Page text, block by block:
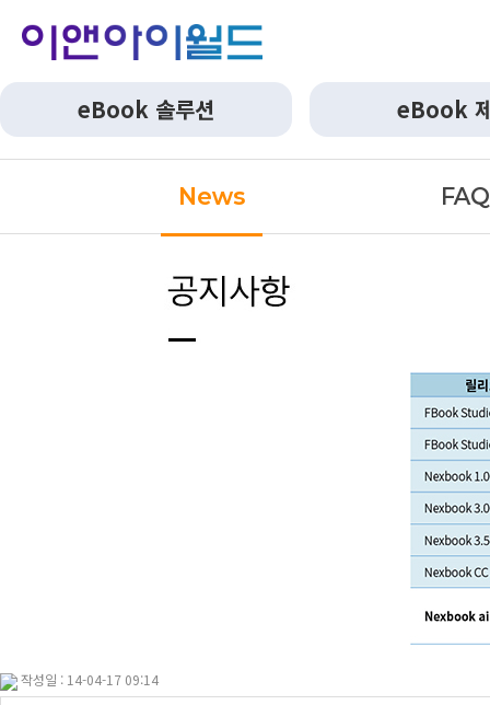
eBook 솔루션 eBook
News FAQ
작성일 : 14-04-17 09:14